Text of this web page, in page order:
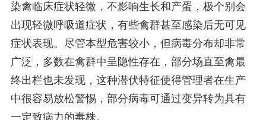
染禽临床症状轻微，不影响生长和产蛋，极个别会
出现轻微呼吸道症状，有些禽群甚至感染后无可见
症状表现。尽管本型危害较小，但病毒分布却非常
广泛，多数在禽群中呈隐性存在，部分场直至禽最
终出栏也未发现，这种潜伏特征使得管理者在生产
中很容易放松警惕，部分病毒可通过变异转为具有
一定致病力的毒株。